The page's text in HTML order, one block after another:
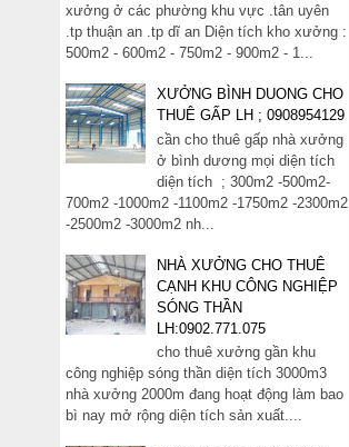
xưởng ở các phường khu vực .tân uyên
.tp thuận an .tp dĩ an Diện tích kho xưởng :
500m2 - 600m2 - 750m2 - 900m2 - 1...
XƯỞNG BÌNH DUONG CHO
THUÊ GẤP LH ; 0908954129
cần cho thuê gấp nhà xưởng
ở bình dương mọi diện tích
diện tích ; 300m2 -500m2-
700m2 -1000m2 -1100m2 -1750m2 -2300m2
-2500m2 -3000m2 nh...
NHÀ XƯỞNG CHO THUÊ
CẠNH KHU CÔNG NGHIỆP
SÓNG THẦN
LH:0902.771.075
cho thuê xưởng gần khu
công nghiệp sóng thần diện tích 3000m3
nhà xưởng 2000m đang hoạt động làm bao
bì nay mở rộng diện tích sản xuất....